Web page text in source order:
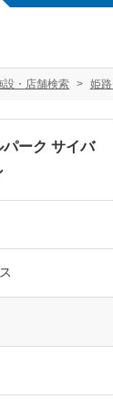
設・店舗検索 姫
ーク サイバ